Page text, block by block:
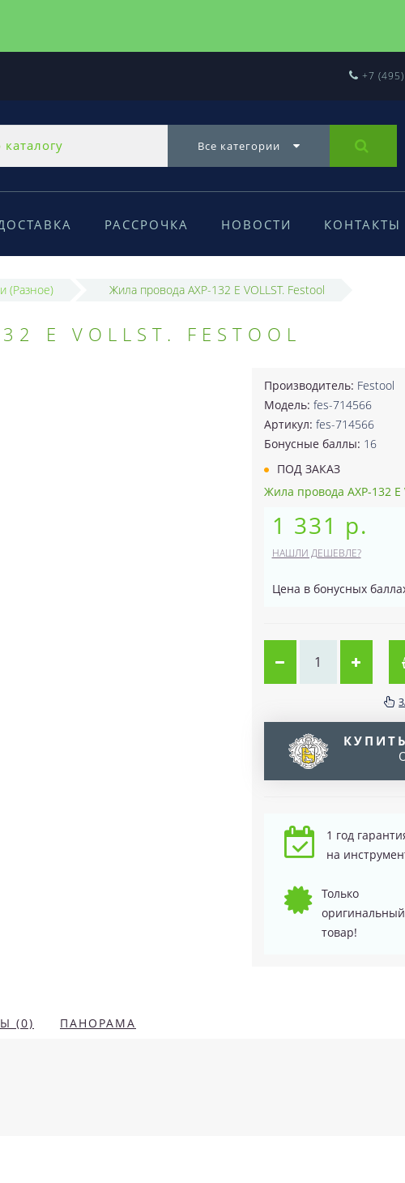
+7
Все категории
РАССРОЧКА НОВОСТИ КОНТАКТЫ
(Разное) Жила провода AXP-132 E VOLLST. Festool
E VOLLST. FESTOOL
Производитель: Festool
Модель: fes-714566
Артикул: fes-714566
Бонусные баллы: 16
ПОД ЗАКАЗ
Жила провода AXP-132 E
1 331 р.
НАШЛИ ДЕШЕВЛЕ?
Цена в бонусных
1 год
на
Только
оригинальный
товар!
(0) ПАНОРАМА